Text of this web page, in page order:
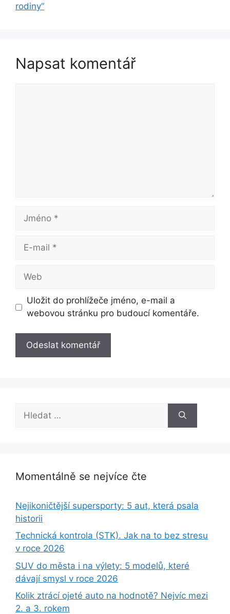
rodiny“
Napsat komentář
Jméno
Web
Uložit do prohlížeče jméno, e-mail a
webovou stránku pro budoucí komentáře.
Momentálně se nejvíce čte
Nejikoničtější supersporty: 5 aut, která psala
historii
Technická kontrola (STK). Jak na to bez stresu
v roce 2026
SUV do města i na výlety: 5 modelů, které
dávají smysl v roce 2026
Kolik ztrácí ojeté auto na hodnotě? Nejvíc mezi
2. a 3. rokem